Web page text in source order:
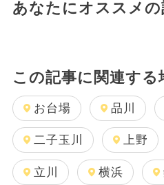
あなたにオススメの
この記事に関連する
お台場 品川
二子玉川 上野
立川 横浜